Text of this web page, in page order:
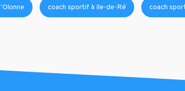
coach sportif à Ile-de-Ré coach